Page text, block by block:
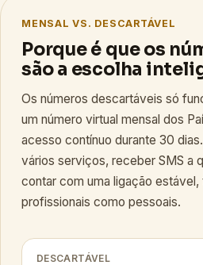
MENSAL VS. DESCARTÁVEL
Porque é que os
são a escolha
Os números descartáveis só
um número virtual mensal dos
acesso contínuo durante 30
vários serviços, receber SMS a
contar com uma ligação estável,
profissionais como pessoais.
DESCARTÁVEL